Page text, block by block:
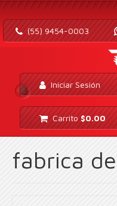
(55) 9454-0003
Iniciar Sesión
Carrito $0.00
fabrica